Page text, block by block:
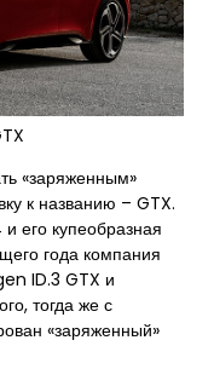
«заряженным»
к названию – GTX.
его купеобразная
года компания
ID.3 GTX и
тогда же с
«заряженный»